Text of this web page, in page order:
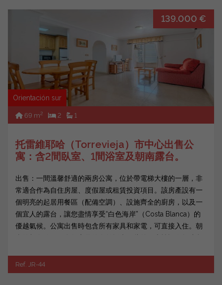
139.000 €
Orientación sur
69 m2 2 1
托雷維耶哈（Torrevieja）市中心出售公
寓：含2間臥室、1間浴室及朝南露台。
出售：一間溫馨舒適的兩房公寓，位於帶電梯大樓的一層，非
常適合作為自住房屋、度假屋或租賃投資項目。該房產設有一
個明亮的起居用餐區（配備空調）、設施齊全的廚房，以及一
個宜人的露台，讓您盡情享受“白色海岸”（Costa Blanca）的
優越氣候。公寓出售時包含所有家具和家電，可直接入住。朝
Ref. JR-44